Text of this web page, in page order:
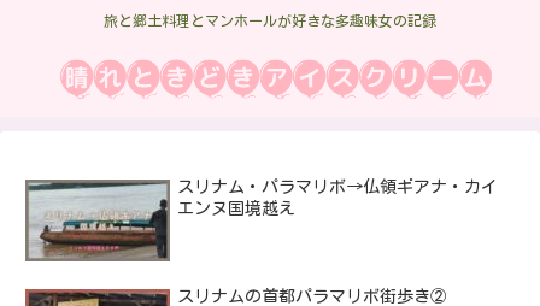
旅と郷土料理とマンホールが好きな多趣味女の記録
スリナム・パラマリボ→仏領ギアナ・カイ
エンヌ国境越え
スリナムの首都パラマリボ街歩き②